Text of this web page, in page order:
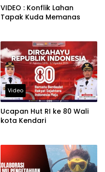
VIDEO : Konflik Lahan
Tapak Kuda Memanas
Video
Ucapan Hut RI ke 80 Wali
kota Kendari